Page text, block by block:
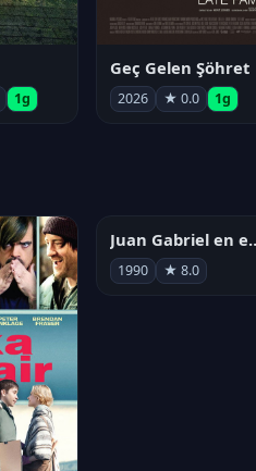
1g
Geç Gelen Şöhret
2026 ★ 0.0 1g
Juan Gabriel
1990 ★ 8.0